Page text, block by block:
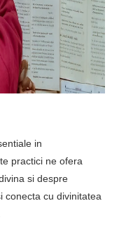
in
practici ne ofera
si despre
conecta cu divinitatea